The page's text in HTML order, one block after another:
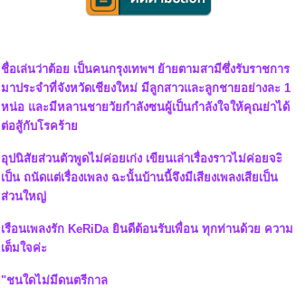
ชื่อเล่นว่าต้อย เป็นคนกรุงเทพฯ ย้ายตามสามีซึ่งรับราชการ
มาประจำที่จังหวัดเชียงใหม่ มีลูกสาวและลูกชายอย่างละ 1
หน่อ และมีหลานชายวัยกำลังซนผู้เป็นกำลังใจให้คุณย่าได้
ต่อสู้กับโรคร้า
อุปนิสัยส่วนตัวพูดไม่ค่อยเก่ง เขียนเล่าเรื่องราวไม่ค่อยจะิ
เป็น ถนัดแต่เรื่องเพลง ฉะนั้นบ้านนี้จึงมีเสียงเพลงเสียเป็น
ส่วนใหญ่
เรือนเพลงรัก KeRiDa ยินดีต้อนรับเพื่อน ทุกท่านด้วย ความ
เต็มใจค่ะ
"ชนใดไม่มีดนตรีกาล